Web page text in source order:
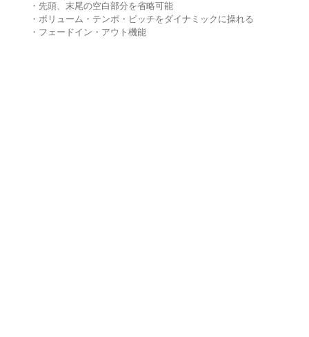
・先頭、末尾の空白部分を省略可能
・ボリューム・テンポ・ピッチをダイナミックに操れる
・フェードイン・アウト機能